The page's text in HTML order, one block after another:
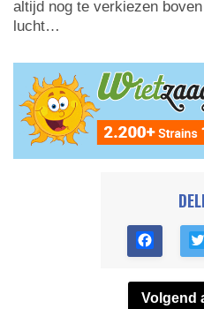
altijd nog te verkiezen
lucht…
Volgend